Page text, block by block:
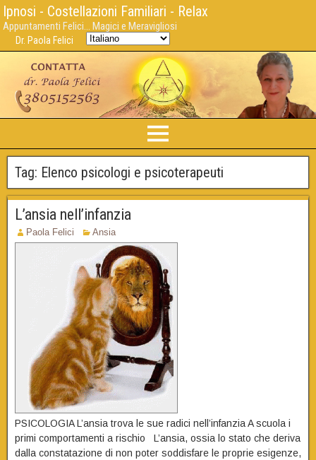
Ipnosi - Costellazioni Familiari - Relax
Appuntamenti Felici... Magici e Meravigliosi
Dr. Paola Felici
Tag: Elenco psicologi e psicoterapeuti
L’ansia nell’infanzia
Paola Felici Ansia
PSICOLOGIA L’ansia trova le sue radici nell’infanzia A scuola i
primi comportamenti a rischio L’ansia, ossia lo stato che deriva
dalla constatazione di non poter soddisfare le proprie esigenze,